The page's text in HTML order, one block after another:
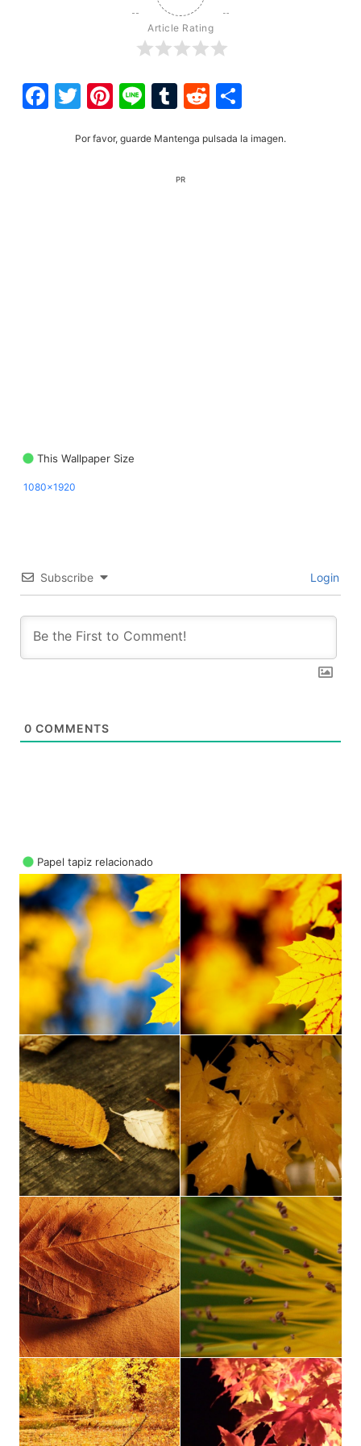
Article Rating
Facebook
Twitter
Pinterest
LineTumblr
Reddit
Por favor, guarde Mantenga pulsada la imagen.
PR
This Wallpaper Size
1080x1920
Subscribe Login
0 COMMENTS
Papel tapiz relacionado